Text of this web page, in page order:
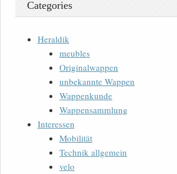
Categories
Heraldik
meubles
Originalwappen
unbekannte Wappen
Wappenkunde
Wappensammlung
Interessen
Mobilität
Technik allgemein
velo